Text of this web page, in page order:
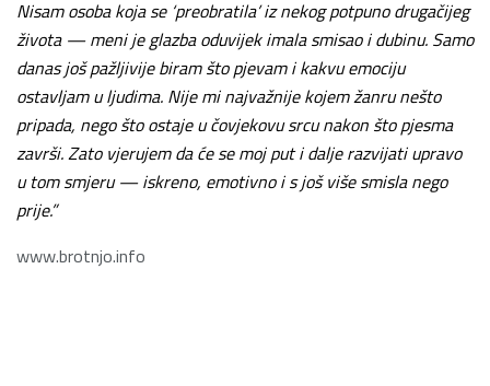
Nisam osoba koja se ‘preobratila’ iz nekog potpuno drugačijeg
života — meni je glazba oduvijek imala smisao i dubinu. Samo
danas još pažljivije biram što pjevam i kakvu emociju
ostavljam u ljudima. Nije mi najvažnije kojem žanru nešto
pripada, nego što ostaje u čovjekovu srcu nakon što pjesma
završi. Zato vjerujem da će se moj put i dalje razvijati upravo
u tom smjeru — iskreno, emotivno i s još više smisla nego
prije.”
www.brotnjo.info